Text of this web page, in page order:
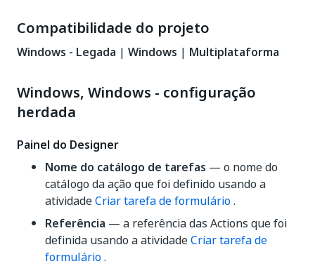
Compatibilidade do projeto
Windows - Legada | Windows | Multiplataforma
Windows, Windows - configuração
herdada
Painel do Designer
Nome do catálogo de tarefas — o nome do
catálogo da ação que foi definido usando a
atividadeCriar tarefa de formulário.
Referência — a referência das Actions que foi
definida usando a atividadeCriar tarefa de
formulário.